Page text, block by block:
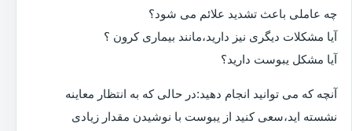
چه عاملی باعث تشدید علائم می شود؟
آیا مشکلات دیگری نیز دارید،مانند بیماری کرون ؟
آیا مشکل یبوست دارید؟
آنچه که می توانید انجام دهید:در حالی که به انتظار معاینه
نشسته اید،سعی کنید از یبوست با نوشیدن مقدار زیادی